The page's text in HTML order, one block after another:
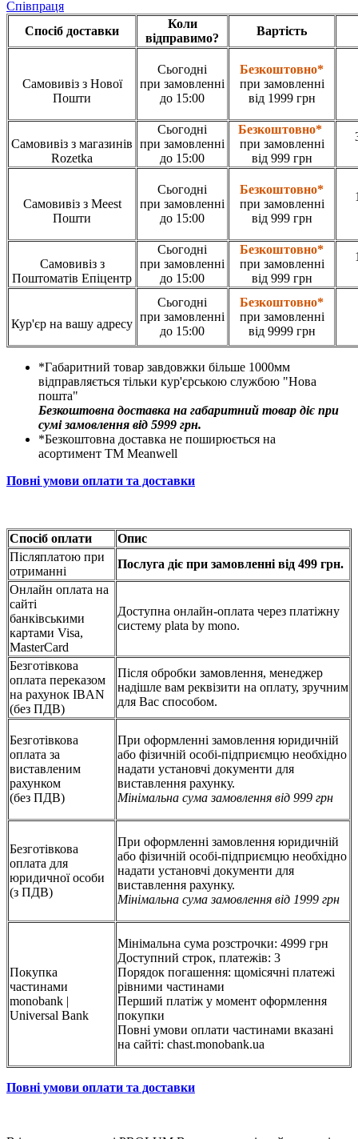
Співпраця
Спосіб доставки
Коли
відправимо?
Вартість
Самовивіз з Нової
Пошти
Сьогодні
при замовленні
до 15:00
Безкоштовно*
при замовленні
від 1999 грн
Самовивіз з магазинів
Rozetka
Сьогодні
при замовленні
до 15:00
Безкоштовно*
при замовленні
від 999 грн
Самовивіз з Meest
Пошти
Сьогодні
при замовленні
до 15:00
Безкоштовно*
при замовленні
від 999 грн
Самовивіз з
Поштоматів Епіцентр
Сьогодні
при замовленні
до 15:00
Безкоштовно*
при замовленні
від 999 грн
Кур'єр на вашу адресу
Сьогодні
при замовленні
до 15:00
Безкоштовно*
при замовленні
від 9999 грн
*Габаритний товар завдовжки більше 1000мм
відправляється тільки кур'єрською службою "Нова
пошта"
Безкоштовна доставка на габаритний товар діє при
сумі замовлення від 5999 грн.
*Безкоштовна доставка не поширюється на
асортимент ТМ Meanwell
Повні умови оплати та доставки
Спосіб оплати
Опис
Післяплатою при
отриманні
Послуга діє при замовленні від 499 грн.
Онлайн оплата на
сайті
банківськими
картами Visa,
MasterCard
Доступна онлайн-оплата через платіжну
систему plata by mono.
Безготівкова
оплата переказом
на рахунок IBAN
(без ПДВ)
Після обробки замовлення, менеджер
надішле вам реквізити на оплату, зручним
для Вас способом.
Безготівкова
оплата за
виставленим
рахунком
(без ПДВ)
При оформленні замовлення юридичній
або фізичній особі-підприємцю необхідно
надати установчі документи для
виставлення рахунку.
Мінімальна сума замовлення від 999 грн
Безготівкова
оплата для
юридичної особи
(з ПДВ)
При оформленні замовлення юридичній
або фізичній особі-підприємцю необхідно
надати установчі документи для
виставлення рахунку.
Мінімальна сума замовлення від 1999 грн
Покупка
частинами
monobank |
Universal Bank
Мінімальна сума розстрочки: 4999 грн
Доступний строк, платежів: 3
Порядок погашення: щомісячні платежі
рівними частинами
Перший платіж у момент оформлення
покупки
Повні умови оплати частинами вказані
на сайті: chast.monobank.ua
Повні умови оплати та доставки